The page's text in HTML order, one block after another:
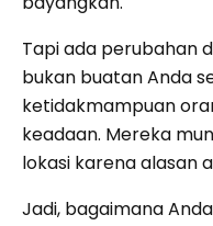
Tapi ada perubahan
bukan buatan Anda
ketidakmampuan
keadaan. Mereka
lokasi karena alasan
Jadi, bagaimana